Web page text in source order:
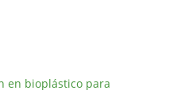
en bioplástico para